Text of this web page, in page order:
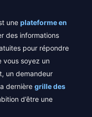
une plateforme en
des informations
pour répondre
vous soyez un
un demandeur
dernière grille des
d’être une